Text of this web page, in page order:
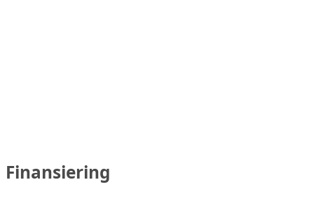
Finansiering